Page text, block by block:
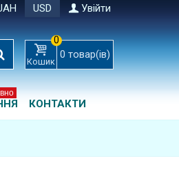
USD Увійти
Кошик
0
0 товар(ів)
КОНТАКТИ